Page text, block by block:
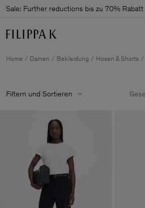
Sale: Further reductions bis zu 70% Rabatt
Home Damen Bekleidung Hosen & Shorts
Filtern und Sortieren